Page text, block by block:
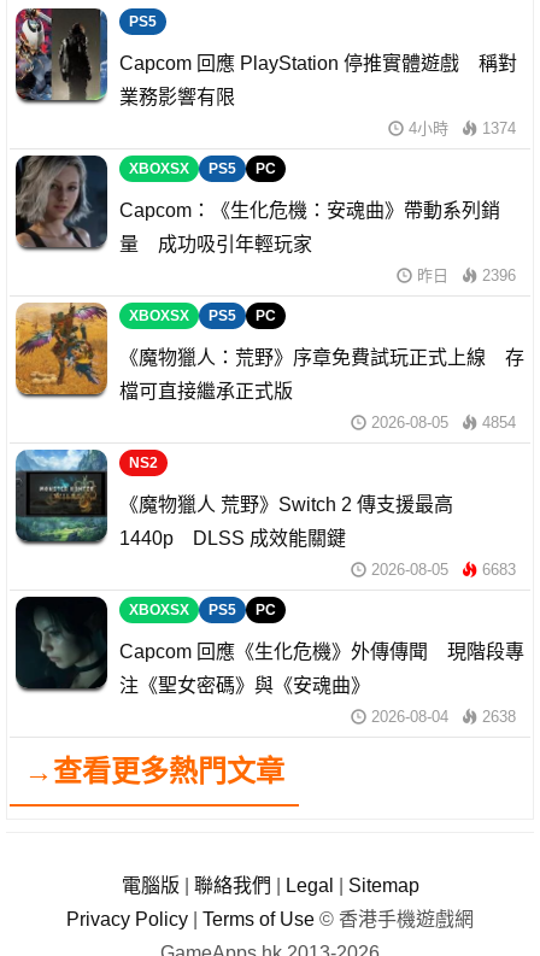
PS5
Capcom 回應 PlayStation 停推實體遊戲 稱對
業務影響有限
4小時 1374
XBOXSX PS5 PC
Capcom：《生化危機：安魂曲》帶動系列銷
量 成功吸引年輕玩家
昨日 2396
XBOXSX PS5 PC
《魔物獵人：荒野》序章免費試玩正式上線 存
檔可直接繼承正式版
2026-08-05 4854
NS2
《魔物獵人 荒野》Switch 2 傳支援最高
1440p DLSS 成效能關鍵
2026-08-05 6683
XBOXSX PS5 PC
Capcom 回應《生化危機》外傳傳聞 現階段專
注《聖女密碼》與《安魂曲》
2026-08-04 2638
→查看更多熱門文章
電腦版 聯絡我們 Legal
Sitemap
Privacy Policy
Terms of Use © 香港手機遊戲網